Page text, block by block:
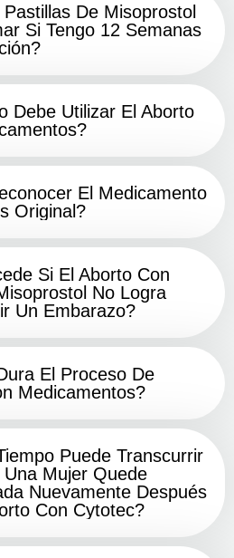
De Misoprostol
Si Tengo 12 Semanas
Debe Utilizar El Aborto
El Medicamento
Original?
Si El Aborto Con
No Logra
Un Embarazo?
El Proceso De
Medicamentos?
Puede Transcurrir
Mujer Quede
Nuevamente Después
Con Cytotec?